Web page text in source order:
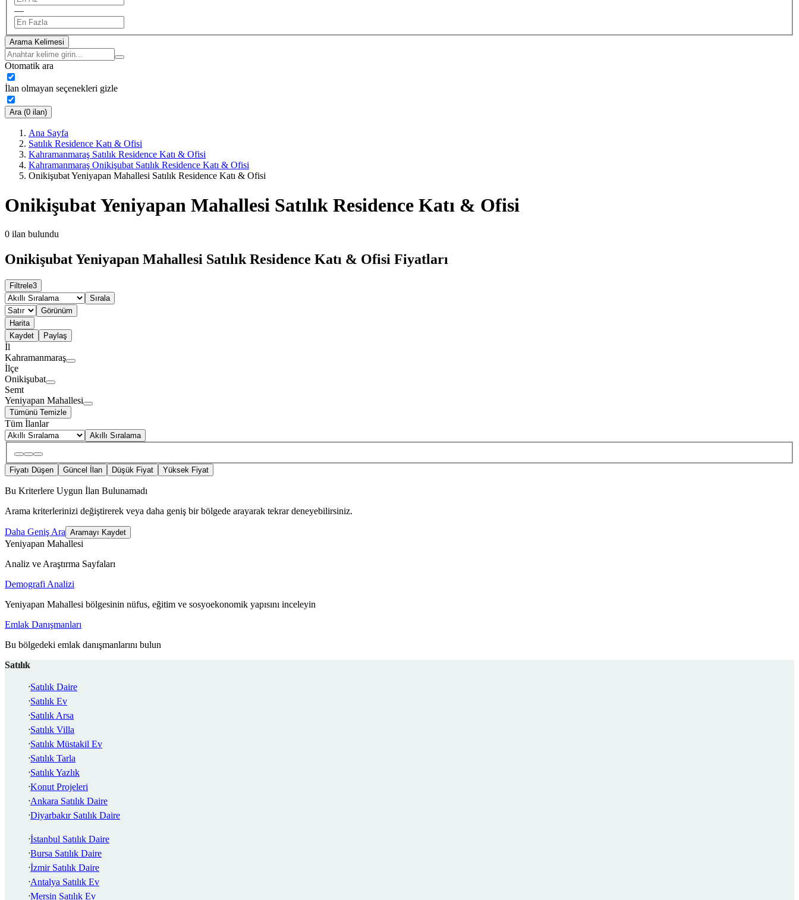
—
Arama Kelimesi
Otomatik ara
İlan olmayan seçenekleri gizle
Ara (0 ilan)
Ana Sayfa
Satılık Residence Katı & Ofisi
Kahramanmaraş Satılık Residence Katı & Ofisi
Kahramanmaraş Onikişubat Satılık Residence Katı & Ofisi
Onikişubat Yeniyapan Mahallesi Satılık Residence Katı & Ofisi
Onikişubat Yeniyapan Mahallesi Satılık Residence Katı & Ofisi
0 ilan bulundu
Onikişubat Yeniyapan Mahallesi Satılık Residence Katı & Ofisi Fiyatları
Filtrele3
Sırala
Görünüm
Harita
Kaydet
Paylaş
İl
Kahramanmaraş
İlçe
Onikişubat
Semt
Yeniyapan Mahallesi
Tümünü Temizle
Tüm İlanlar
Akıllı Sıralama
Fiyatı Düşen Güncel İlan Düşük Fiyat Yüksek Fiyat
Bu Kriterlere Uygun İlan Bulunamadı
Arama kriterlerinizi değiştirerek veya daha geniş bir bölgede arayarak tekrar deneyebilirsiniz.
Daha Geniş Ara Aramayı Kaydet
Yeniyapan Mahallesi
Analiz ve Araştırma Sayfaları
Demografi Analizi
Yeniyapan Mahallesi bölgesinin nüfus, eğitim ve sosyoekonomik yapısını inceleyin
Emlak Danışmanları
Bu bölgedeki emlak danışmanlarını bulun
Satılık
Satılık Daire
Satılık Ev
Satılık Arsa
Satılık Villa
Satılık Müstakil Ev
Satılık Tarla
Satılık Yazlık
Konut Projeleri
Ankara Satılık Daire
Diyarbakır Satılık Daire
İstanbul Satılık Daire
Bursa Satılık Daire
İzmir Satılık Daire
Antalya Satılık Ev
Mersin Satılık Ev